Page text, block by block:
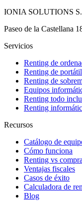
IONIA SOLUTIONS
Paseo de la Castellana
Servicios
Renting de
Renting de
Renting de
Equipos
Renting todo
Renting
Recursos
Catálogo de
Cómo funciona
Renting vs compra
Ventajas fiscales
Casos de éxito
Calculadora de
Blog